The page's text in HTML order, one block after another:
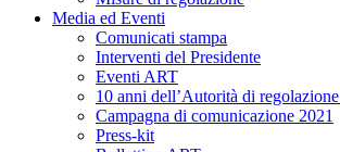
Media ed Eventi
Comunicati stampa
Interventi del Presidente
Eventi ART
10 anni dell’Autorità di
Campagna di comunicazione 2021
Press-kit